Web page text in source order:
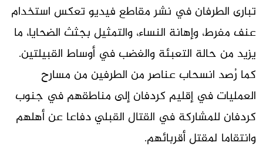
تبارى الطرفان في نشر مقاطع فيديو تعكس استخدام
عنف مفرط، وإهانة النساء، والتمثيل بجثث الضحايا، ما
يزيد من حالة التعبئة والغضب في أوساط القبيلتين.
كما رُصد انسحاب عناصر من الطرفين من مسارح
العمليات في إقليم كردفان إلى مناطقهم في جنوب
كردفان للمشاركة في القتال القبلي دفاعا عن أهلهم
وانتقاما لمقتل أقربائهم.